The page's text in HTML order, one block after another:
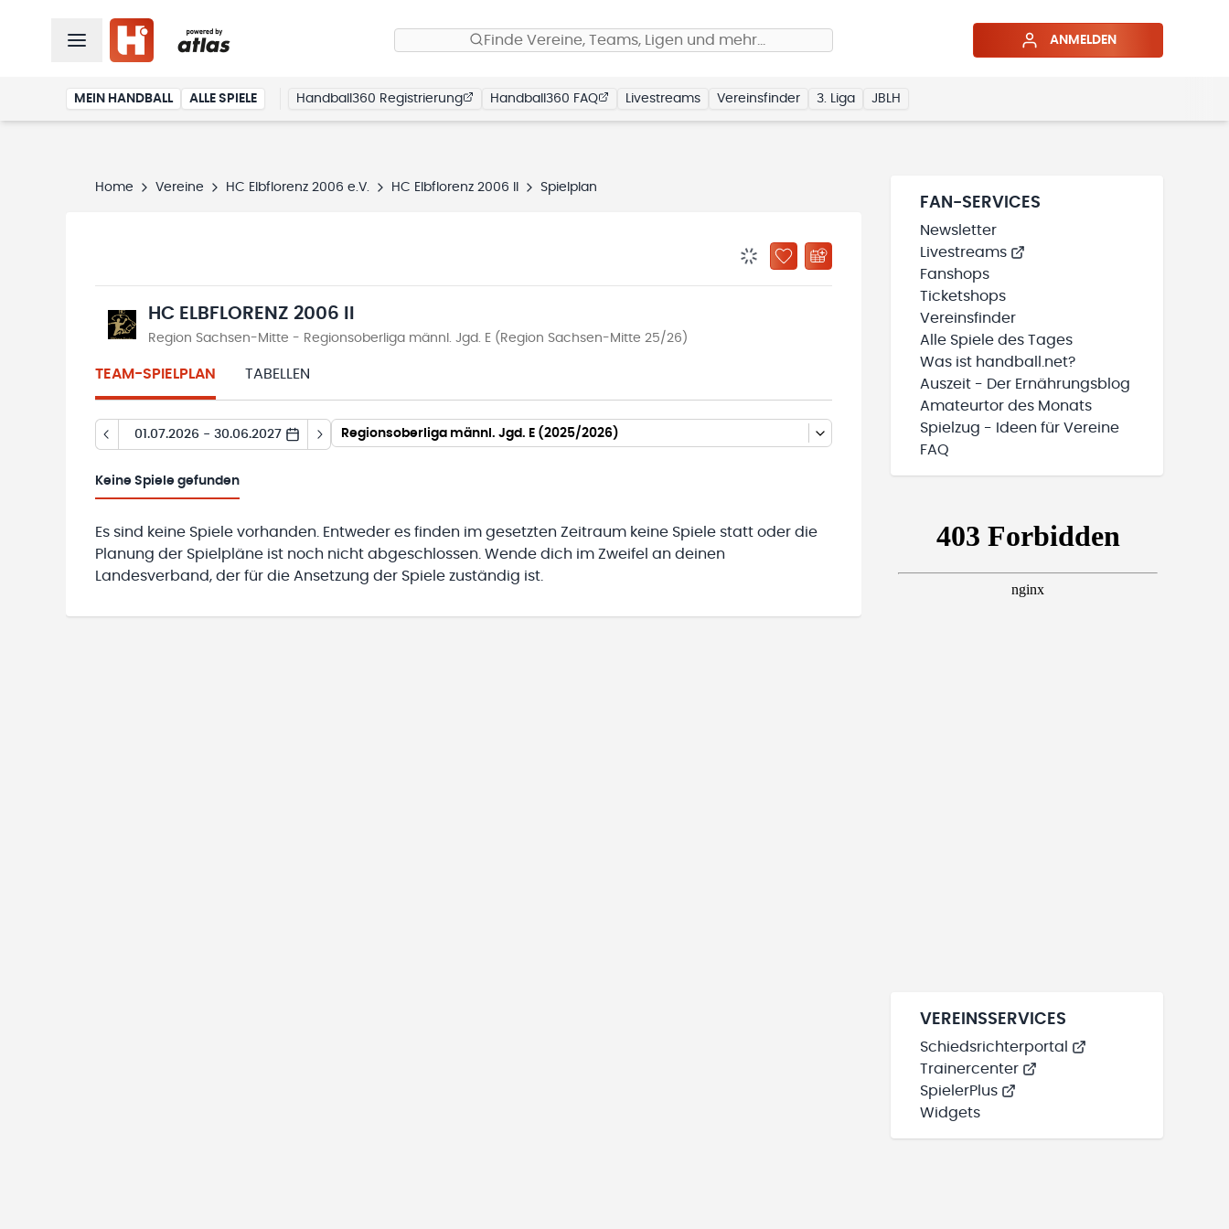
Finde Vereine, Teams, Ligen und mehr… ANMELDEN
MEIN HANDBALL ALLE SPIELE Handball360 Registrierung Handball360 FAQ Livestreams Vereinsfinder 3. Liga JBLH
Home Vereine HC Elbflorenz 2006 e.V. HC Elbflorenz 2006 II Spielplan
BENACHRICHTIGUNGSSTATUS WIRD GELADEN
ZU „MEINE TEAMS“ HINZUFÜGEN
HC ELBFLORENZ 2006 II
Region Sachsen-Mitte - Regionsoberliga männl. Jgd. E (Region Sachsen-Mitte 25/26)
TEAM-SPIELPLAN TABELLEN
01.07.2026 - 30.06.2027 Regionsoberliga männl. Jgd. E (2025/2026)
Keine Spiele gefunden
Es sind keine Spiele vorhanden. Entweder es finden im gesetzten Zeitraum keine Spiele statt oder die
Planung der Spielpläne ist noch nicht abgeschlossen. Wende dich im Zweifel an deinen
Landesverband, der für die Ansetzung der Spiele zuständig ist.
FAN-SERVICES
Newsletter
Livestreams
Fanshops
Ticketshops
Vereinsfinder
Alle Spiele des Tages
Was ist handball.net?
Auszeit - Der Ernährungsblog
Amateurtor des Monats
Spielzug - Ideen für Vereine
FAQ
VEREINSSERVICES
Schiedsrichterportal
Trainercenter
SpielerPlus
Widgets